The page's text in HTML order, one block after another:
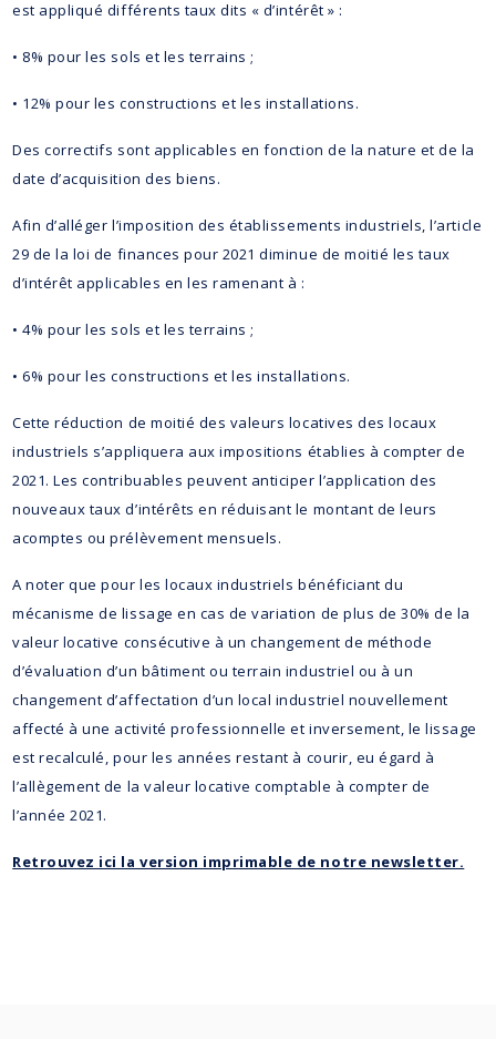
est appliqué différents taux dits « d’intérêt » :
• 8% pour les sols et les terrains ;
• 12% pour les constructions et les installations.
Des correctifs sont applicables en fonction de la nature et de la
date d’acquisition des biens.
Afin d’alléger l’imposition des établissements industriels, l’article
29 de la loi de finances pour 2021 diminue de moitié les taux
d’intérêt applicables en les ramenant à :
• 4% pour les sols et les terrains ;
• 6% pour les constructions et les installations.
Cette réduction de moitié des valeurs locatives des locaux
industriels s’appliquera aux impositions établies à compter de
2021. Les contribuables peuvent anticiper l’application des
nouveaux taux d’intérêts en réduisant le montant de leurs
acomptes ou prélèvement mensuels.
A noter que pour les locaux industriels bénéficiant du
mécanisme de lissage en cas de variation de plus de 30% de la
valeur locative consécutive à un changement de méthode
d’évaluation d’un bâtiment ou terrain industriel ou à un
changement d’affectation d’un local industriel nouvellement
affecté à une activité professionnelle et inversement, le lissage
est recalculé, pour les années restant à courir, eu égard à
l’allègement de la valeur locative comptable à compter de
l’année 2021.
Retrouvez ici la version imprimable de notre newsletter.